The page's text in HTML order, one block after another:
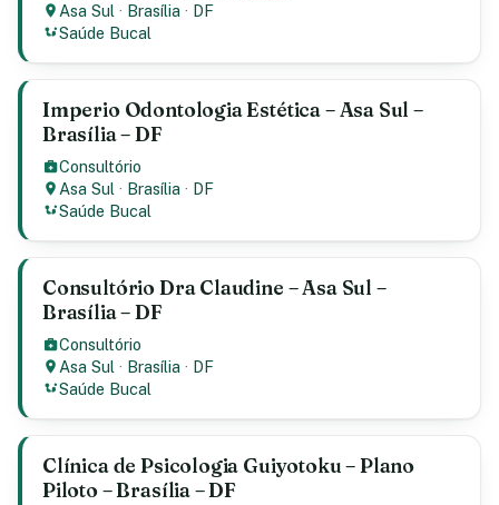
Asa Sul · Brasília · DF
Saúde Bucal
Imperio Odontologia Estética – Asa Sul –
Brasília – DF
Consultório
Asa Sul · Brasília · DF
Saúde Bucal
Consultório Dra Claudine – Asa Sul –
Brasília – DF
Consultório
Asa Sul · Brasília · DF
Saúde Bucal
Clínica de Psicologia Guiyotoku – Plano
Piloto – Brasília – DF